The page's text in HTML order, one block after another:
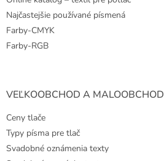
Najčastejšie používané písmená
Farby-CMYK
Farby-RGB
VEĽKOOBCHOD A MALOOBCHOD
Ceny tlače
Typy písma pre tlač
Svadobné oznámenia texty